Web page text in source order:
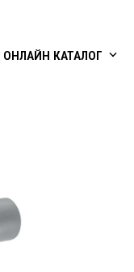
ОНЛАЙН КАТАЛОГ